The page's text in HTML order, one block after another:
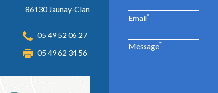
86130 Jaunay-Clan
05 49 52 06 27
05 49 62 34 56
Email*
Message*